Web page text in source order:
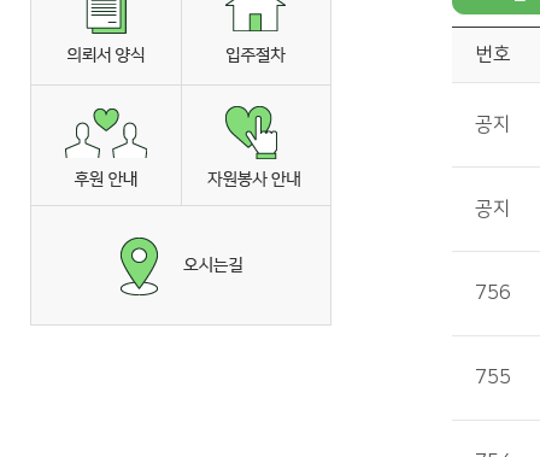
번호
공지
공지
756
755